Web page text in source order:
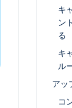
キ
ン
る
キ
ル
アッ
コ